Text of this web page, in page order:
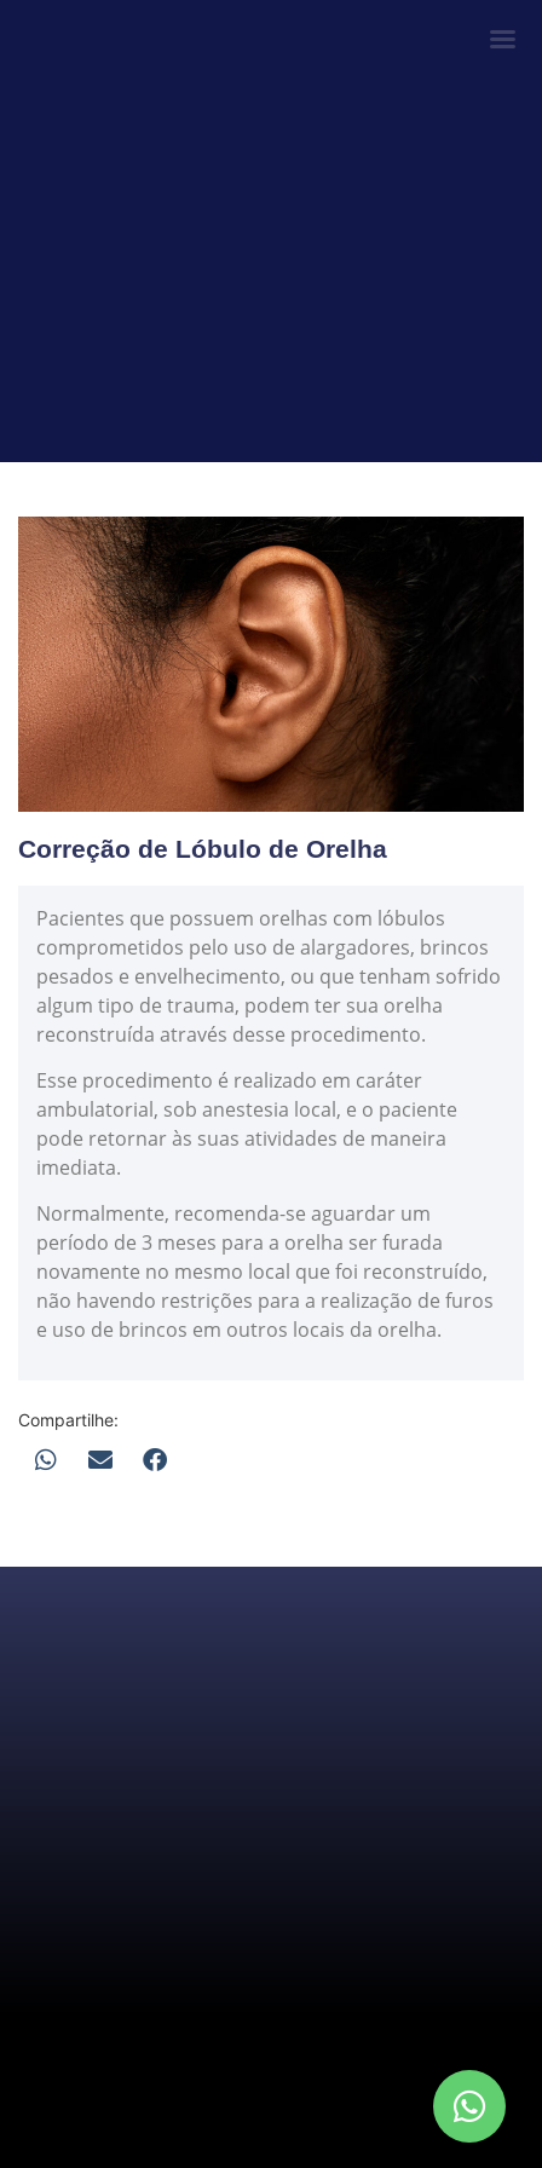
Correção de Lóbulo de Orelha
Pacientes que possuem orelhas com lóbulos
comprometidos pelo uso de alargadores, brincos
pesados e envelhecimento, ou que tenham sofrido
algum tipo de trauma, podem ter sua orelha
reconstruída através desse procedimento.
Esse procedimento é realizado em caráter
ambulatorial, sob anestesia local, e o paciente
pode retornar às suas atividades de maneira
imediata.
Normalmente, recomenda-se aguardar um
período de 3 meses para a orelha ser furada
novamente no mesmo local que foi reconstruído,
não havendo restrições para a realização de furos
e uso de brincos em outros locais da orelha.